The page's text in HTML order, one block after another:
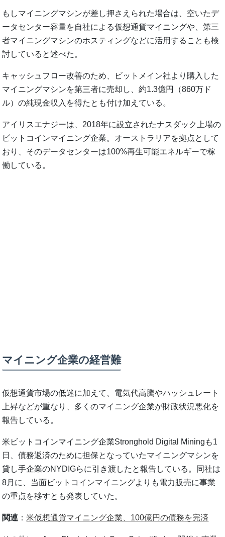
もしマイニングマシンが差し押さえられた場合は、空いたデ
ータセンター容量を自社による仮想通貨マイニングや、第三
者マイニングマシンのホスティングなどに活用することも検
討していると述べた。
キャッシュフロー改善のため、ビットメイン社より購入した
マイニングマシンを第三者に売却し、約1.3億円（860万ド
ル）の純現金収入を得たとも付け加えている。
アイリスエナジーは、2018年に設立されたナスダック上場の
ビットコインマイニング企業。オーストラリアを拠点として
おり、そのデータセンターは100%再生可能エネルギーで稼
働している。
マイニング企業の経営難
仮想通貨市場の低迷に加えて、電気代高騰やハッシュレート
上昇などが重なり、多くのマイニング企業が財政状況悪化を
報告している。
米ビットコインマイニング企業Stronghold Digital Miningも1
日、債務返済のために担保となっていたマイニングマシンを
貸し手企業のNYDIGらに引き渡したと報告している。同社は
8月に、当面ビットコインマイニングよりも電力販売に事業
の重点を移すとも発表していた。
関連 ：米仮想通貨マイニング企業、100億円の債務を完済